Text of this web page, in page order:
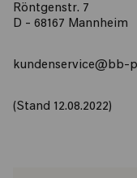
Röntgenstr. 7
D - 68167 Mannheim
kundenservice@bb-
(Stand 12.08.2022)